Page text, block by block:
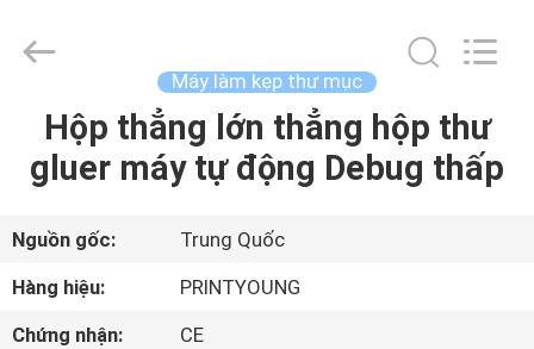
TRANG
CHỦ
CÁC
SẢN
PHẨM
Printyoung
International
Reserved.
Máy làm kẹp thư mục
Hộp thẳng lớn thẳng hộp thư
gluer máy tự động Debug thấp
Nguồn gốc:
Trung Quốc
Hàng hiệu:
PRINTYOUNG
Chứng nhận:
CE